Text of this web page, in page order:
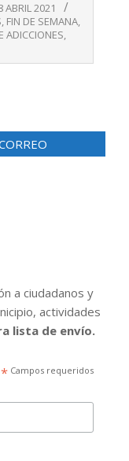
ABRIL 2021
, FIN DE SEMANA,
ADICCIONES,
a ciudadanos y
actividades
lista de envío.
*Campos requeridos